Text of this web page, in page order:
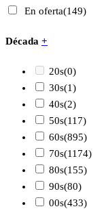
En oferta(149)
Década +
20s(0)
30s(1)
40s(2)
50s(117)
60s(895)
70s(1174)
80s(155)
90s(80)
00s(433)